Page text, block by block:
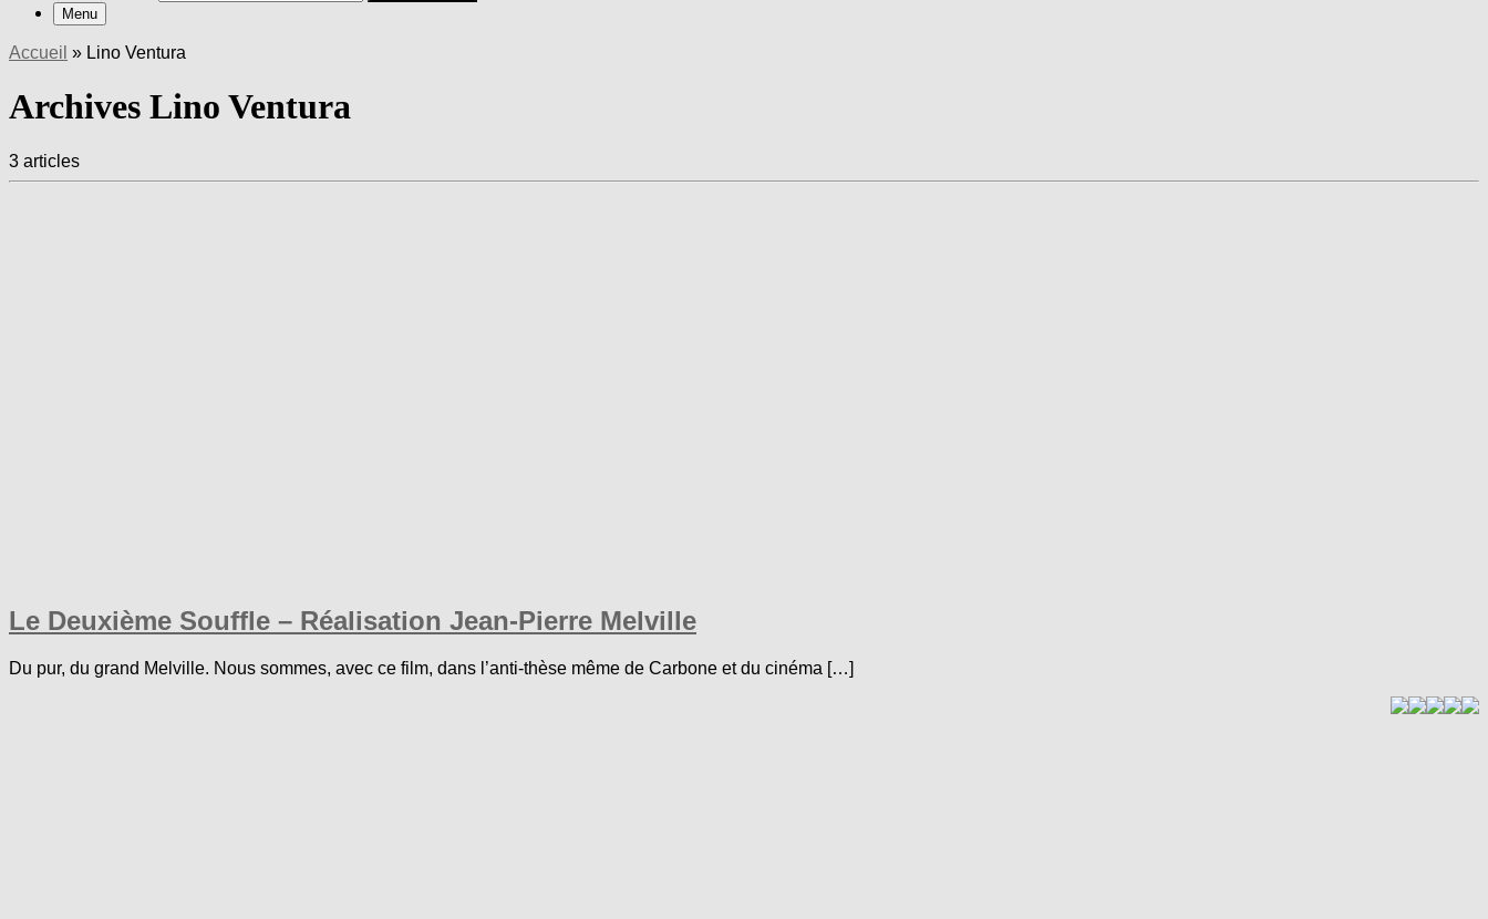
Menu
Accueil » Lino Ventura
Archives Lino Ventura
3 articles
Le Deuxième Souffle – Réalisation Jean-Pierre Melville
Du pur, du grand Melville. Nous sommes, avec ce film, dans l’anti-thèse même de Carbone et du cinéma […]